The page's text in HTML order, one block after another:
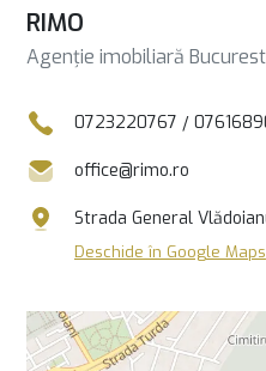
RIMO
Agenție imobiliară
0723220767 /
office@rimo.ro
Strada General
Deschide în Google Maps